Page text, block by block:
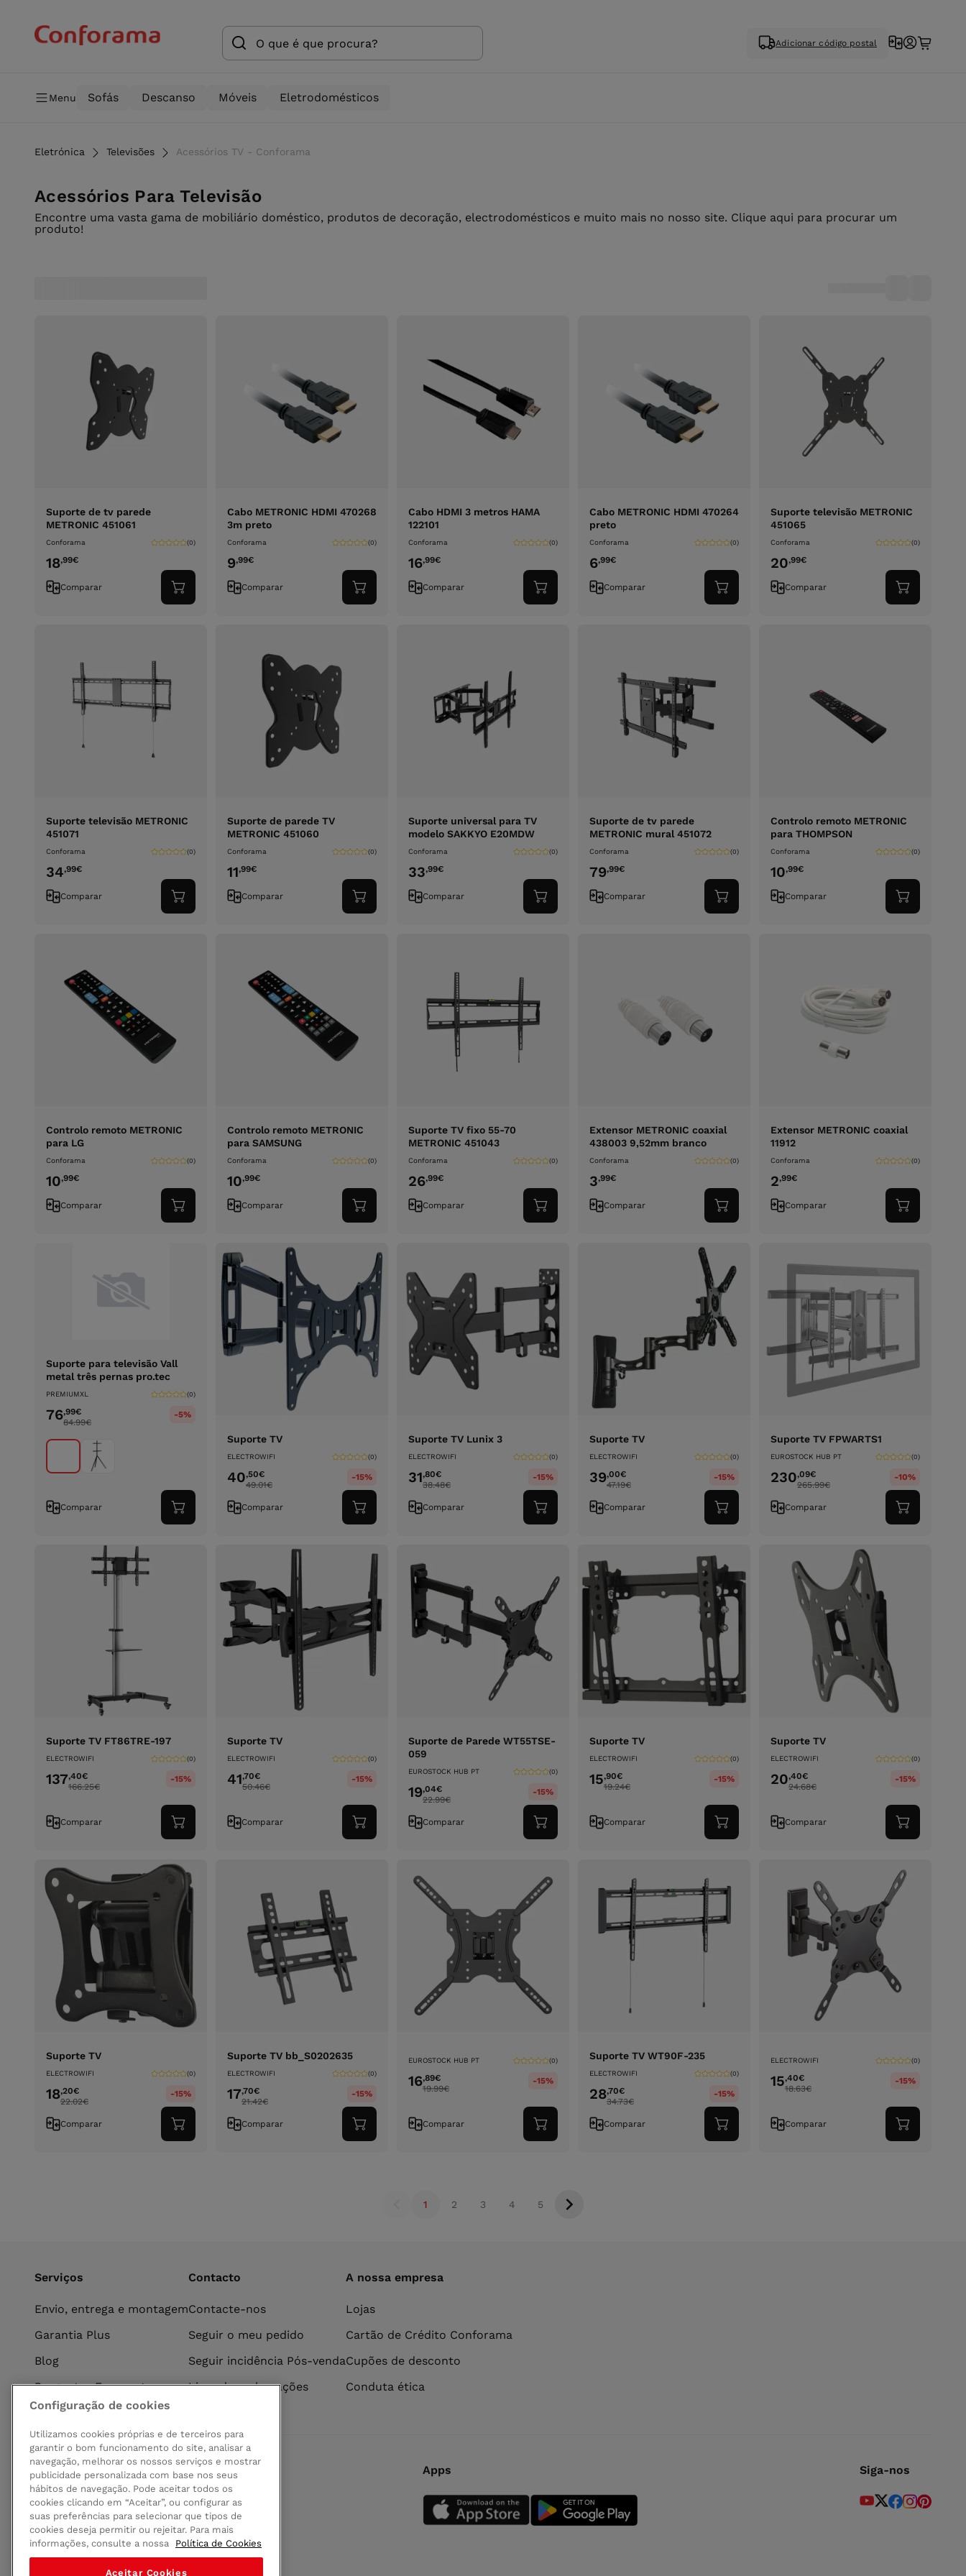
Adicionar código postal
Menu Sofás Descanso Móveis Eletrodomésticos
Eletrónica Televisões Acessórios TV - Conforama
Acessórios Para Televisão
Encontre uma vasta gama de mobiliário doméstico, produtos de decoração, electrodomésticos e muito mais no nosso site. Clique aqui para procurar um
produto!
Suporte de tv parede
METRONIC 451061
Conforama (0)
18,99€
Comparar
Adicionar
ao
Cabo METRONIC HDMI 470268
3m preto
Conforama (0)
9,99€
Comparar
Adicionar
ao
Cabo HDMI 3 metros HAMA
122101
Conforama (0)
16,99€
Comparar
Adicionar
ao
Cabo METRONIC HDMI 470264
preto
Conforama (0)
6,99€
Comparar
Adicionar
ao
Suporte televisão METRONIC
451065
Conforama (0)
20,99€
Comparar
Adicionar
ao
Suporte televisão METRONIC
451071
Conforama (0)
34,99€
Comparar
Adicionar
ao
Suporte de parede TV
METRONIC 451060
Conforama (0)
11,99€
Comparar
Adicionar
ao
Suporte universal para TV
modelo SAKKYO E20MDW
Conforama (0)
33,99€
Comparar
Adicionar
ao
Suporte de tv parede
METRONIC mural 451072
Conforama (0)
79,99€
Comparar
Adicionar
ao
Controlo remoto METRONIC
para THOMPSON
Conforama (0)
10,99€
Comparar
Adicionar
ao
Controlo remoto METRONIC
para LG
Conforama (0)
10,99€
Comparar
Adicionar
ao
Controlo remoto METRONIC
para SAMSUNG
Conforama (0)
10,99€
Comparar
Adicionar
ao
Suporte TV fixo 55-70
METRONIC 451043
Conforama (0)
26,99€
Comparar
Adicionar
ao
Extensor METRONIC coaxial
438003 9,52mm branco
Conforama (0)
3,99€
Comparar
Adicionar
ao
Extensor METRONIC coaxial
11912
Conforama (0)
2,99€
Comparar
Adicionar
ao
Suporte para televisão Vall
metal três pernas pro.tec
PREMIUMXL (0)
76,99€
84.99€
-5%
Comparar
Adicionar
ao
Suporte TV
ELECTROWIFI (0)
40,50€
49.01€
-15%
Comparar
Adicionar
ao
Suporte TV Lunix 3
ELECTROWIFI (0)
31,80€
38.48€
-15%
Comparar
Adicionar
ao
Suporte TV
ELECTROWIFI (0)
39,00€
47.19€
-15%
Comparar
Adicionar
ao
Suporte TV FPWARTS1
EUROSTOCK HUB PT (0)
230,09€
265.99€
-10%
Comparar
Adicionar
ao
Suporte TV FT86TRE-197
ELECTROWIFI (0)
137,40€
166.25€
-15%
Comparar
Adicionar
ao
Suporte TV
ELECTROWIFI (0)
41,70€
50.46€
-15%
Comparar
Adicionar
ao
Suporte de Parede WT55TSE-
059
EUROSTOCK HUB PT (0)
19,04€
22.99€
-15%
Comparar
Adicionar
ao
Suporte TV
ELECTROWIFI (0)
15,90€
19.24€
-15%
Comparar
Adicionar
ao
Suporte TV
ELECTROWIFI (0)
20,40€
24.68€
-15%
Comparar
Adicionar
ao
Suporte TV
ELECTROWIFI (0)
18,20€
22.02€
-15%
Comparar
Adicionar
ao
Suporte TV bb_S0202635
ELECTROWIFI (0)
17,70€
21.42€
-15%
Comparar
Adicionar
ao
EUROSTOCK HUB PT (0)
16,89€
19.99€
-15%
Comparar
Adicionar
ao
Suporte TV WT90F-235
ELECTROWIFI (0)
28,70€
34.73€
-15%
Comparar
Adicionar
ao
ELECTROWIFI (0)
15,40€
18.63€
-15%
Comparar
Adicionar
ao
1 2 3 4 5
Serviços
Envio, entrega e montagem
Garantia Plus
Blog
Perguntas Frequentes
Contacto
Contacte-nos
Seguir o meu pedido
Seguir incidência Pós-venda
Livro de reclamações
A nossa empresa
Lojas
Cartão de Crédito Conforama
Cupões de desconto
Conduta ética
Pagamento seguro Apps Siga-nos
Configuração de cookies
Utilizamos cookies próprias e de terceiros para
garantir o bom funcionamento do site, analisar a
navegação, melhorar os nossos serviços e mostrar
publicidade personalizada com base nos seus
hábitos de navegação. Pode aceitar todos os
cookies clicando em “Aceitar”, ou configurar as
suas preferências para selecionar que tipos de
cookies deseja permitir ou rejeitar. Para mais
informações, consulte a nossa
Política de Cookies
Aceitar Cookies